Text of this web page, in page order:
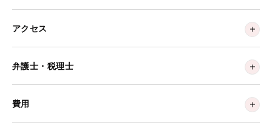
アクセス
弁護士・税理士
費用